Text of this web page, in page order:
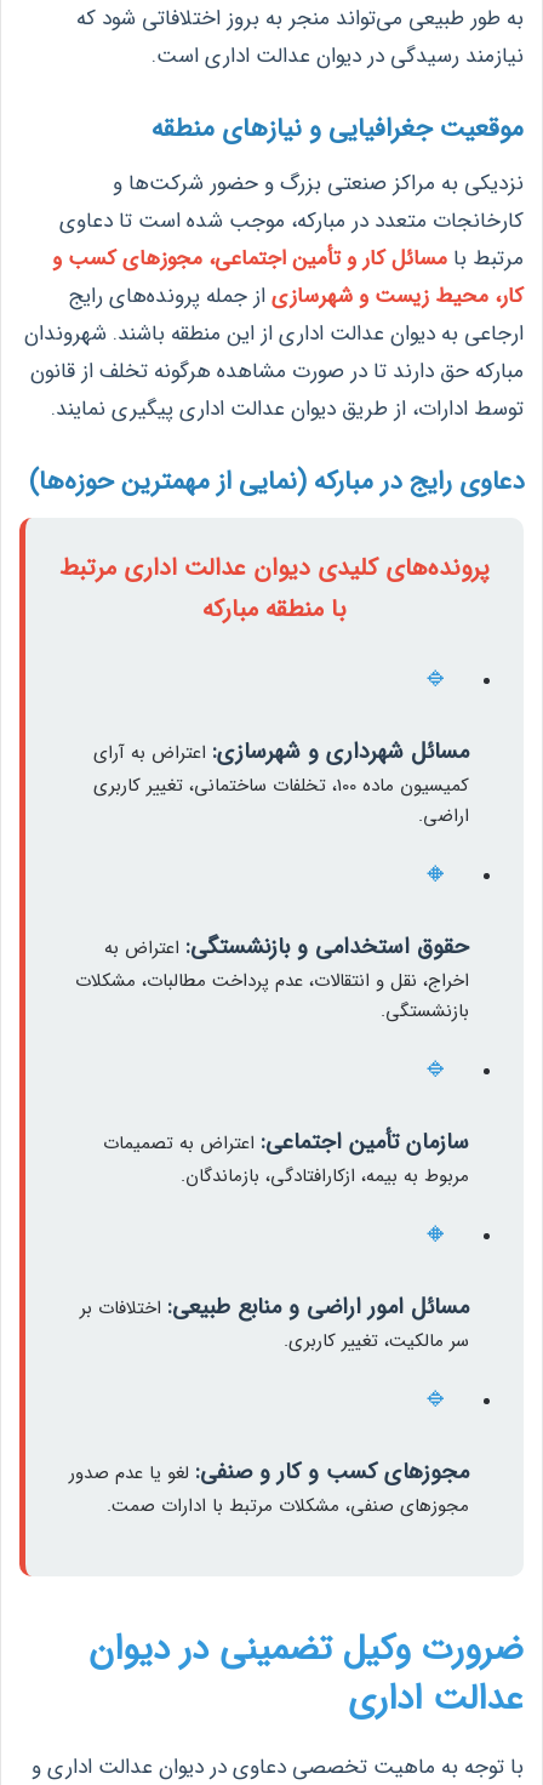
به طور طبیعی می‌تواند منجر به بروز اختلافاتی شود که
نیازمند رسیدگی در دیوان عدالت اداری است.
موقعیت جغرافیایی و نیازهای منطقه
نزدیکی به مراکز صنعتی بزرگ و حضور شرکت‌ها و
کارخانجات متعدد در مبارکه، موجب شده است تا دعاوی
مرتبط با مسائل کار و تأمین اجتماعی، مجوزهای کسب و
کار، محیط زیست و شهرسازیاز جمله پرونده‌های رایج
ارجاعی به دیوان عدالت اداری از این منطقه باشند. شهروندان
مبارکه حق دارند تا در صورت مشاهده هرگونه تخلف از قانون
توسط ادارات، از طریق دیوان عدالت اداری پیگیری نمایند.
دعاوی رایج در مبارکه (نمایی از مهمترین حوزه‌ها)
پرونده‌های کلیدی دیوان عدالت اداری مرتبط
با منطقه مبارکه
🔹
مسائل شهرداری و شهرسازی: اعتراض به آرای
کمیسیون ماده 100، تخلفات ساختمانی، تغییر کاربری
اراضی.
🔸
حقوق استخدامی و بازنشستگی: اعتراض به
اخراج، نقل و انتقالات، عدم پرداخت مطالبات، مشکلات
بازنشستگی.
🔹
سازمان تأمین اجتماعی: اعتراض به تصمیمات
مربوط به بیمه، ازکارافتادگی، بازماندگان.
🔸
مسائل امور اراضی و منابع طبیعی: اختلافات بر
سر مالکیت، تغییر کاربری.
🔹
مجوزهای کسب و کار و صنفی: لغو یا عدم صدور
مجوزهای صنفی، مشکلات مرتبط با ادارات صمت.
ضرورت وکیل تضمینی در دیوان
عدالت اداری
با توجه به ماهیت تخصصی دعاوی در دیوان عدالت اداری و